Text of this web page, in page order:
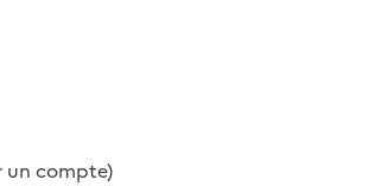
un compte)